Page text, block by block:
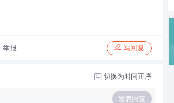
举报 写回复
切换为时间正序
发表回复